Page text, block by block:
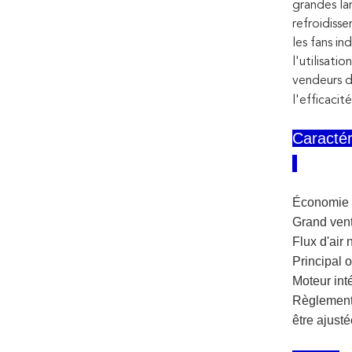
grandes
les fans
vendeurs
Grand
Flux d'air
Principal
Moteur
être